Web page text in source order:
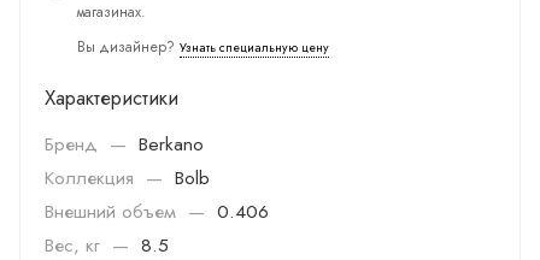
магазинах.
Вы дизайнер? Узнать специальную цену
Характеристики
Бренд — Berkano
Коллекция — Bolb
Внешний объем — 0.406
Вес, кг — 8.5